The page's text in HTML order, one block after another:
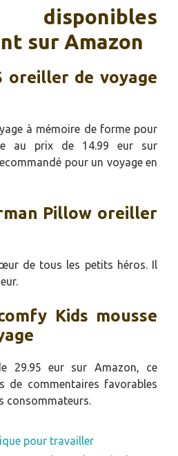
disponibles
sur Amazon
oreiller de voyage
à mémoire de forme pour
au prix de 14.99 eur sur
pour un voyage en
Pillow oreiller
de tous les petits héros. Il
Kids mousse
29.95 eur sur Amazon, ce
de commentaires favorables
consommateurs.
pour travailler